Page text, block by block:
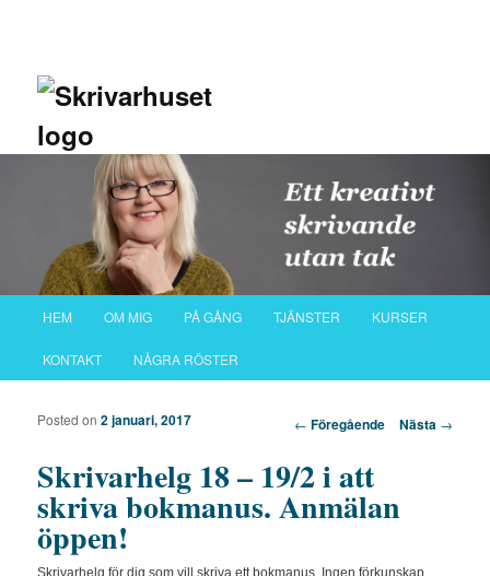
Hoppa till huvudinnehåll
Hoppa till sekundärt innehåll
HEM OM MIG PÅ GÅNG TJÄNSTER KURSER
KONTAKT NÅGRA RÖSTER
Inläggsnavigering
← Föregående Nästa →
Skrivarhelg 18 – 19/2 i att
skriva bokmanus. Anmälan
öppen!
Posted on2 januari, 2017
Skrivarhelg för dig som vill skriva ett bokmanus. Ingen förkunskap